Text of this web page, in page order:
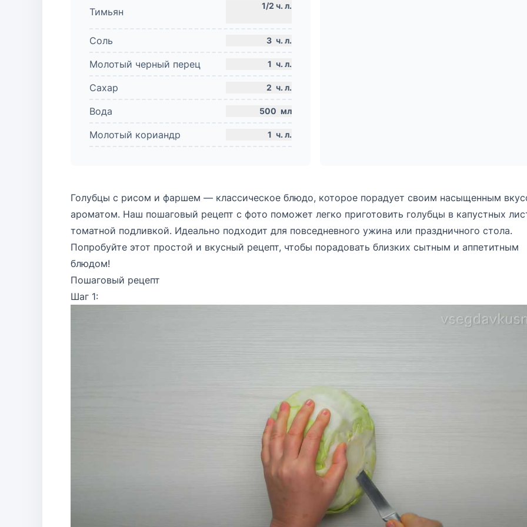
Тимьян
Соль 3 ч. л.
Молотый черный перец 1 ч. л.
Сахар 2 ч. л.
Вода 500 мл
Молотый кориандр 1 ч. л.
Голубцы с рисом и фаршем — классическое блюдо, которое порадует своим насыщенным
ароматом. Наш пошаговый рецепт с фото поможет легко приготовить голубцы в капустных
томатной подливкой. Идеально подходит для повседневного ужина или праздничного стола.
Попробуйте этот простой и вкусный рецепт, чтобы порадовать близких сытным и аппетитным
блюдом!
Пошаговый рецепт
Шаг 1: